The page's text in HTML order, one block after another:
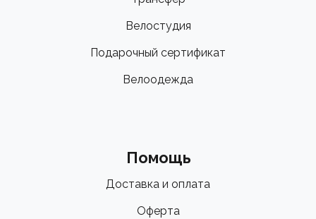
Велостудия
Подарочный сертификат
Велоодежда
Помощь
Доставка и оплата
Оферта